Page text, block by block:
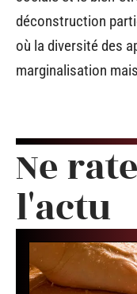
déconstruction
où la diversité des
marginalisation
Ne
l'actu